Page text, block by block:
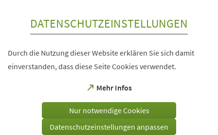
DATENSCHUTZEINSTELLUNGEN
Durch die Nutzung dieser Website erklären Sie sich damit
einverstanden, dass diese Seite Cookies verwendet.
Mehr Infos
(Öffnet
einem
Tab)
Nur notwendige Cookies
Datenschutzeinstellungen anpassen